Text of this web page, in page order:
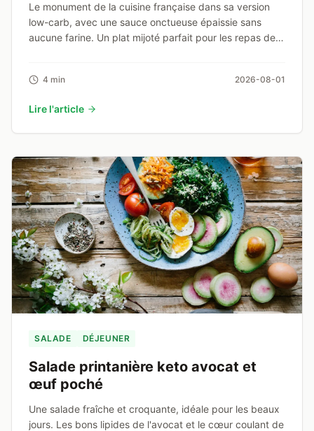
Le monument de la cuisine française dans sa version
low-carb, avec une sauce onctueuse épaissie sans
aucune farine. Un plat mijoté parfait pour les repas de
4 min 2026-08-01
Lire l'article
SALADE DÉJEUNER
Salade printanière keto avocat et
œuf poché
Une salade fraîche et croquante, idéale pour les beaux
jours. Les bons lipides de l'avocat et le cœur coulant de